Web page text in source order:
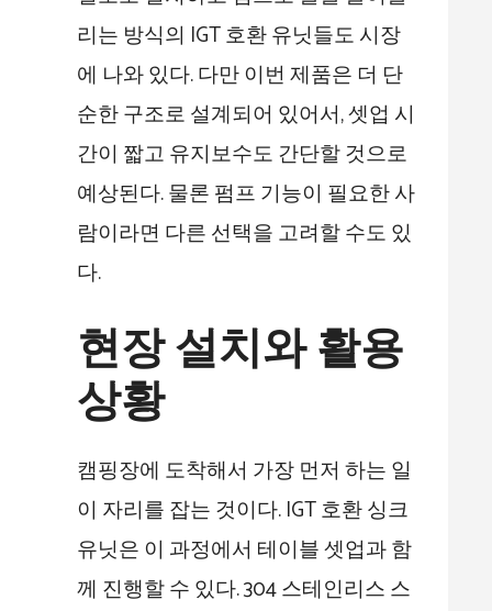
리는 방식의 IGT 호환 유닛들도 시장
에 나와 있다. 다만 이번 제품은 더 단
순한 구조로 설계되어 있어서, 셋업 시
간이 짧고 유지보수도 간단할 것으로
예상된다. 물론 펌프 기능이 필요한 사
람이라면 다른 선택을 고려할 수도 있
다.
현장 설치와 활용
상황
캠핑장에 도착해서 가장 먼저 하는 일
이 자리를 잡는 것이다. IGT 호환 싱크
유닛은 이 과정에서 테이블 셋업과 함
께 진행할 수 있다. 304 스테인리스 스